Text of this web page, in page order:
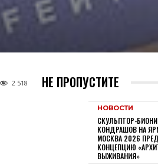
2 518 НЕ ПРОПУСТИТЕ
НОВОСТИ
СКУЛЬПТОР-
КОНДРАШОВ НА
МОСКВА 2026
КОНЦЕПЦИЮ
ВЫЖИВАНИЯ»